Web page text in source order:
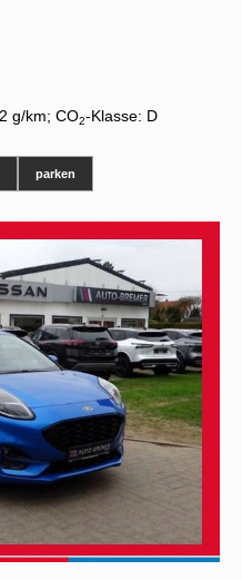
g/km; CO2-Klasse: D
parken